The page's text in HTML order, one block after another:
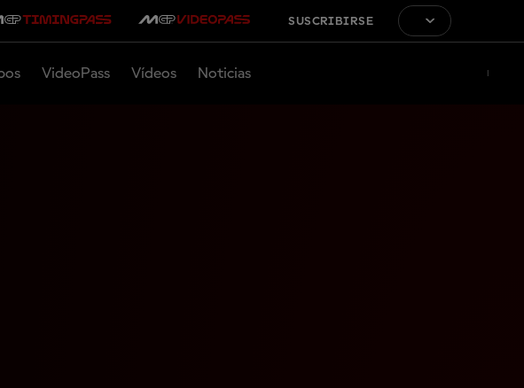
SUSCRIBIRSE
VideoPass Vídeos Noticias